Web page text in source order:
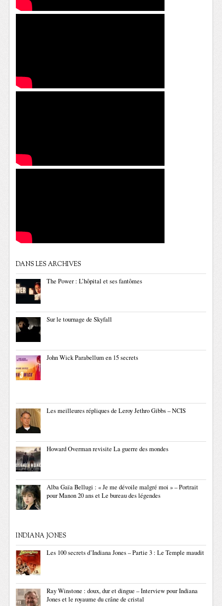
DANS LES ARCHIVES
The Power : L’hôpital et ses fantômes
Sur le tournage de Skyfall
John Wick Parabellum en 15 secrets
Les meilleures répliques de Leroy Jethro Gibbs – NCIS
Howard Overman revisite La guerre des mondes
Alba Gaïa Bellugi : « Je me dévoile malgré moi » – Portrait
pour Manon 20 ans et Le bureau des légendes
INDIANA JONES
Les 100 secrets d’Indiana Jones – Partie 3 : Le Temple maudit
Ray Winstone : doux, dur et dingue – Interview pour Indiana
Jones et le royaume du crâne de cristal